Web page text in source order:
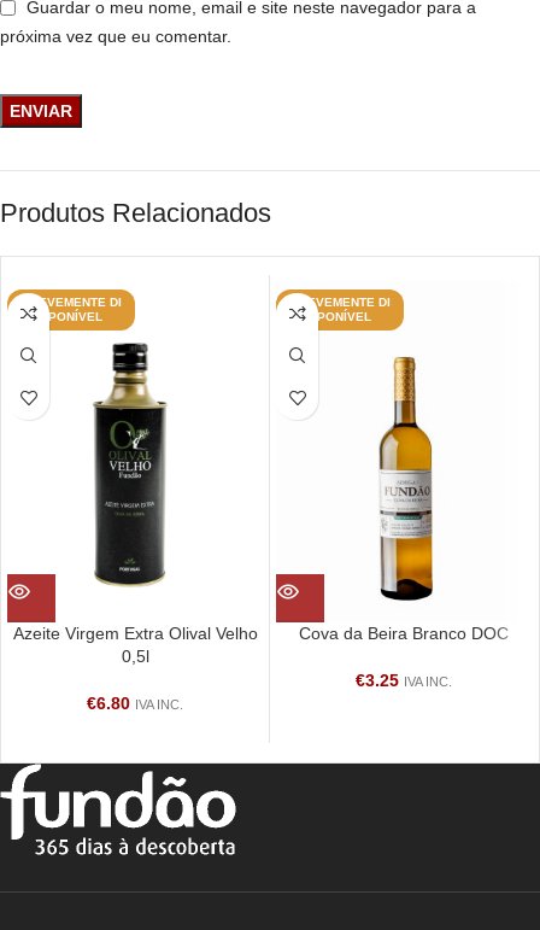
Guardar o meu nome, email e site neste navegador para a
próxima vez que eu comentar.
Produtos Relacionados
BREVEMENTE DI
SPONÍVEL
Azeite Virgem Extra Olival Velho
0,5l
€6.80 IVA INC.
BREVEMENTE DI
SPONÍVEL
Cova da Beira Branco DOC
€3.25 IVA INC.